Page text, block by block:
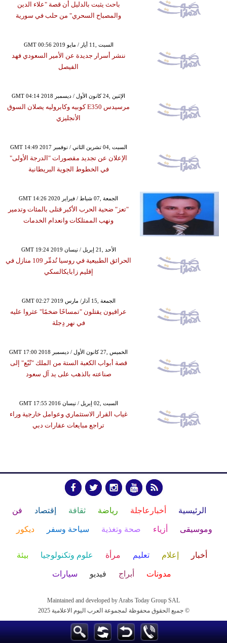
باحث يثبت بالدليل أن قصة "علاء الدين
والمصباح السحري" من حلب في سورية
GMT 00:56 2019 السبت ,11 أيار / مايو
ننشر أسرار جديدة عن الأمير السعودي فهد
الفيصل
GMT 04:14 2018 الإثنين ,24 كانون الأول / ديسمبر
مرسيدس E350 كوبيه وكابروليه يصلان السوق
الأنجليزي
GMT 14:49 2017 السبت ,04 تشرين الثاني / نوفمبر
الإعلان عن تجديد مقصورات "الدرجة الأولى"
في الخطوط الجوية البريطانية
GMT 14:26 2020 الجمعة ,07 شباط / فبراير
"تعز" ضحية الحرب الأكبر قتلى بالمئات وتدمير
ونهب الممتلكات وانعدام الخدمات
GMT 19:24 2019 الأحد ,21 إبريل / نيسان
الحرائق الطبيعية في روسيا تُدمِّر 109 منازل في
إقليم زابايكالسكي
GMT 02:27 2019 الجمعة ,15 آذار/ مارس
عراقيون يقتلون "تمساحًا ضخمًا" عثروا عليه
في نهر دِجلة
GMT 17:00 2018 الخميس ,27 كانون الأول / ديسمبر
قصة أبواب الكعبة الستة من الملك "تُبّع" إلى
صناعته بالذهب على يد آل سعود
GMT 17:55 2016 السبت ,02 إبريل / نيسان
غياب القرار الاستثماري وعوامل خارجية وراء
تراجع مبايعات عقارات دبي
الرئيسية أخبارعاجلة رياضة ثقافة إقتصاد فن
وموسيقى أزياء صحة وتغذية سياحة وسفر ديكور
أخبار إعلام تعليم مرأة علوم وتكنولوجيا بيئة
مدونات أبراج فيديو سيارات
Maintained and developed by Arabs Today Group SAL
جميع الحقوق محفوظة لمجموعة العرب اليوم الاعلامية 2025 ©